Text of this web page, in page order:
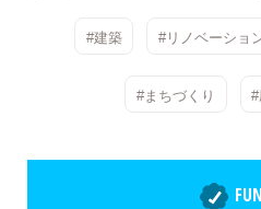
#建築 #リノベーショ
#まちづくり